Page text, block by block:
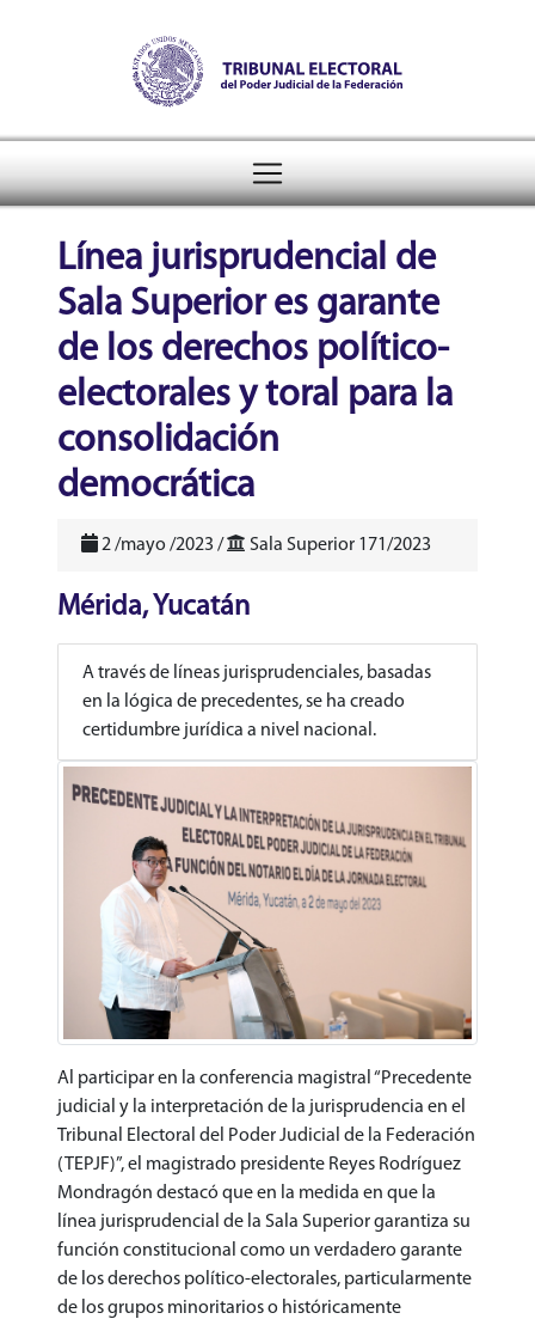
Tribunal Electoral del
header
Línea jurisprudencial de
Sala Superior es garante
de los derechos político-
electorales y toral para la
consolidación
democrática
2 /mayo /2023 / Sala Superior 171/2023
Mérida, Yucatán
A través de líneas jurisprudenciales, basadas
en la lógica de precedentes, se ha creado
certidumbre jurídica a nivel nacional.
Al participar en la conferencia magistral “Precedente
judicial y la interpretación de la jurisprudencia en el
Tribunal Electoral del Poder Judicial de la Federación
(TEPJF)”, el magistrado presidente Reyes Rodríguez
Mondragón destacó que en la medida en que la
línea jurisprudencial de la Sala Superior garantiza su
función constitucional como un verdadero garante
de los derechos político-electorales, particularmente
de los grupos minoritarios o históricamente